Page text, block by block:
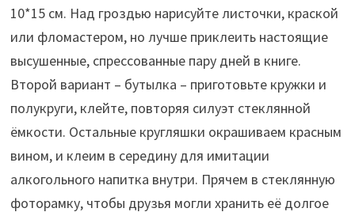
10*15 см. Над гроздью нарисуйте листочки, краской
или фломастером, но лучше приклеить настоящие
высушенные, спрессованные пару дней в книге.
Второй вариант – бутылка – приготовьте кружки и
полукруги, клейте, повторяя силуэт стеклянной
ёмкости. Остальные кругляшки окрашиваем красным
вином, и клеим в середину для имитации
алкогольного напитка внутри. Прячем в стеклянную
фоторамку, чтобы друзья могли хранить её долгое